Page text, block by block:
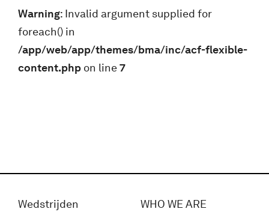
Warning: Invalid argument supplied for
foreach() in
/app/web/app/themes/bma/inc/acf-flexible-
content.php on line7
Wedstrijden
WHO WE ARE